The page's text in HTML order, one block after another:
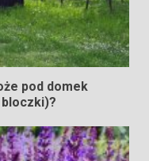
pod domek